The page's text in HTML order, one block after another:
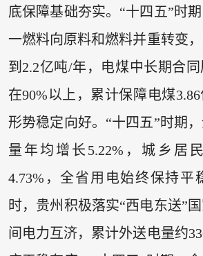
底保障基础夯实。“十四五”时
一燃料向原料和燃料并重转变
到2.2亿吨/年，电煤中长期合
在90%以上，累计保障电煤
形势稳定向好。“十四五”时期
量年均增长5.22%，城乡居
4.73%，全省用电始终保持平
时，贵州积极落实“西电东送”
间电力互济，累计外送电量约